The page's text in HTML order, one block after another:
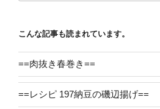
こんな記事も読まれています。
==肉抜き春巻き==
==レシピ 197納豆の磯辺揚げ==